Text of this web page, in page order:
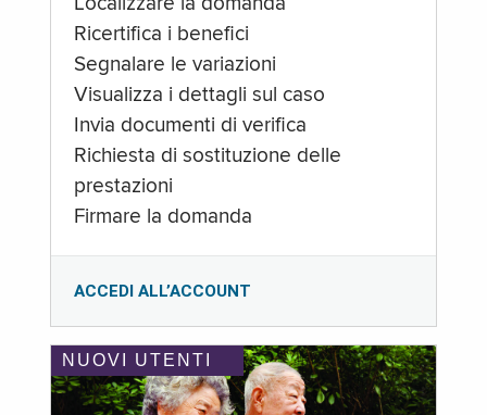
Localizzare la domanda
Ricertifica i benefici
Segnalare le variazioni
Visualizza i dettagli sul caso
Invia documenti di verifica
Richiesta di sostituzione delle
prestazioni
Firmare la domanda
ACCEDI ALL’ACCOUNT
NUOVI UTENTI